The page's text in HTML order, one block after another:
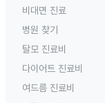
비대면 진료
병원 찾기
탈모 진료비
다이어트 진료비
여드름 진료비